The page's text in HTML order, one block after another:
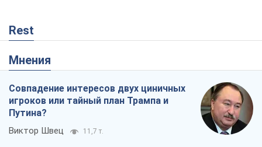
Rest
Мнения
Совпадение интересов двух циничных
игроков или тайный план Трампа и
Путина?
Виктор Швец 11,7 т.